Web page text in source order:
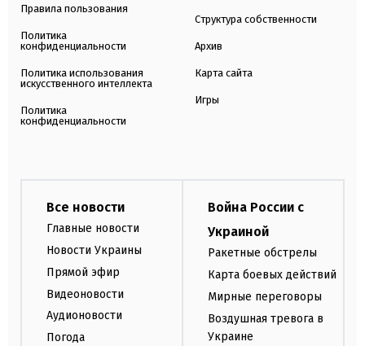
Правила пользования
Политика
конфиденциальности
Политика использования
искусственного интеллекта
Политика
конфиденциальности
Структура собственности
Архив
Карта сайта
Игры
Все новости
Главные новости
Новости Украины
Прямой эфир
Видеоновости
Аудионовости
Погода
Война России с
Украиной
Ракетные обстрелы
Карта боевых действий
Мирные переговоры
Воздушная тревога в
Украине